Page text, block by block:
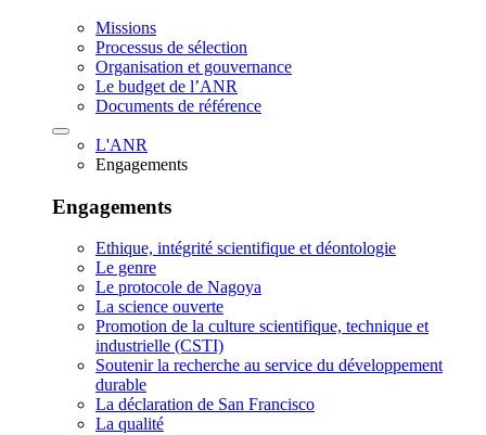
Missions
Processus de sélection
Organisation et gouvernance
Le budget de l’ANR
Documents de référence
L'ANR
Engagements
Engagements
Ethique, intégrité scientifique et déontologie
Le genre
Le protocole de Nagoya
La science ouverte
Promotion de la culture scientifique, technique et
industrielle (CSTI)
Soutenir la recherche au service du développement
durable
La déclaration de San Francisco
La qualité